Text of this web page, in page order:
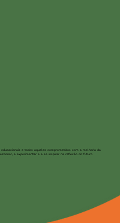
e todos aqueles comprometidos com a melhoria da
a experimentar e a se inspirar na reflexão do futuro